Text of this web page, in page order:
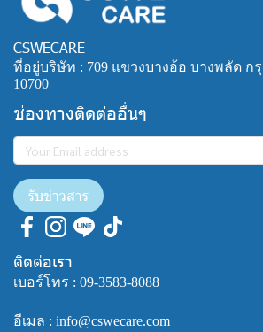
CSWECARE
ที่อยู่บริษัท : 709 แขวงบางอ้อ บางพลัด ก
10700
ช่องทางติดต่ออื่นๆ
รับข่าวสาร
ติดต่อเรา
เบอร์โทร : 09-3583-8088
อีเมล : info@cswecare.com